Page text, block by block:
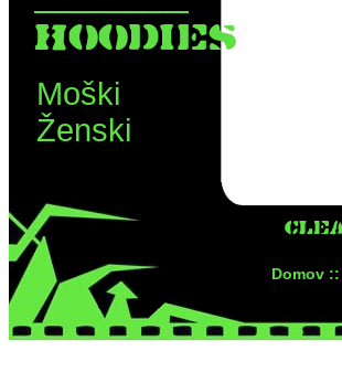
HOODIES
Moški
Ženski
Domov ::